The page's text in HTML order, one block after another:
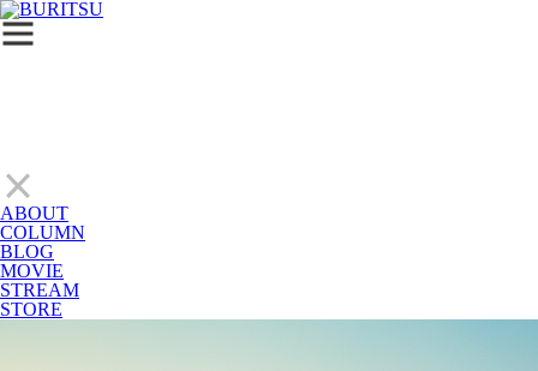
ABOUT
COLUMN
BLOG
MOVIE
STREAM
STORE